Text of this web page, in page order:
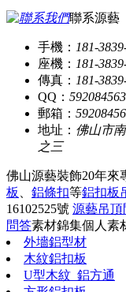
聯系源藝
手機： 181-
座機： 181-
傳真： 181-
QQ： 592084563
郵箱：
地址： 佛山市
之三
佛山源藝裝飾20年來
板
鋁條扣等鋁扣板
16102525號 源藝吊頂
問答素材錦集個人素
外墻鋁型材
木紋鋁扣板
U型木紋_鋁方通